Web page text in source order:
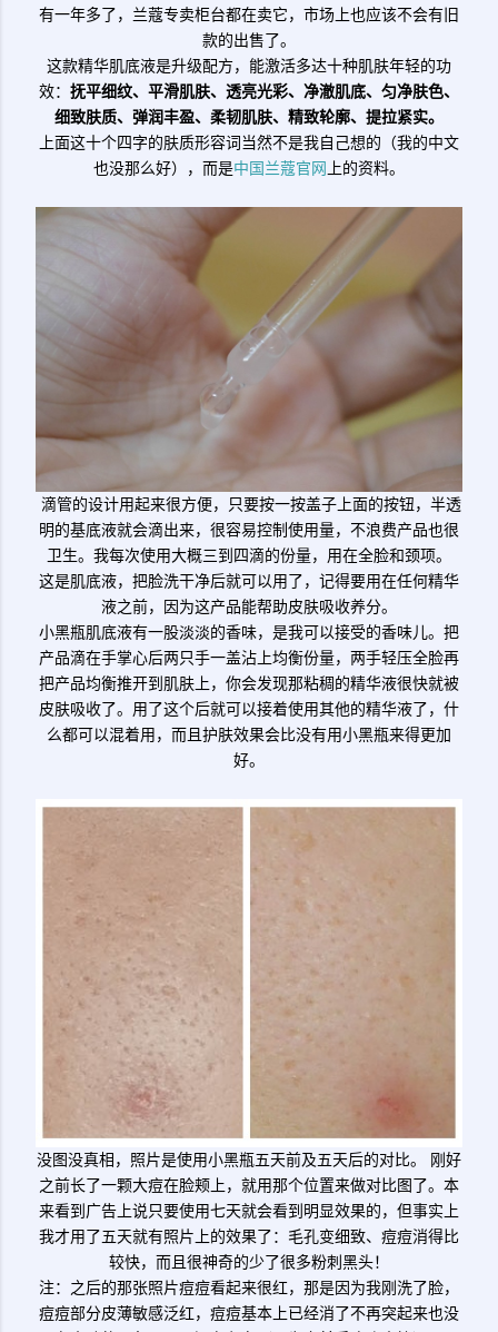
有一年多了，兰蔻专卖柜台都在卖它，市场上也应该不会有旧
款的出售了。
这款精华肌底液是升级配方，能激活多达十种肌肤年轻的功
效： 抚平细纹、平滑肌肤、透亮光彩、净澈肌底、匀净肤色、
细致肤质、弹润丰盈、柔韧肌肤、精致轮廓、提拉紧实。
上面这十个四字的肤质形容词当然不是我自己想的（我的中文
也没那么好），而是中国兰蔻官网 上的资料。
滴管的设计用起来很方便，只要按一按盖子上面的按钮，半透
明的基底液就会滴出来，很容易控制使用量，不浪费产品也很
卫生。我每次使用大概三到四滴的份量，用在全脸和颈项。
这是肌底液，把脸洗干净后就可以用了，记得要用在任何精华
液之前，因为这产品能帮助皮肤吸收养分。
小黑瓶肌底液有一股淡淡的香味，是我可以接受的香味儿。把
产品滴在手掌心后两只手一盖沾上均衡份量，两手轻压全脸再
把产品均衡推开到肌肤上，你会发现那粘稠的精华液很快就被
皮肤吸收了。用了这个后就可以接着使用其他的精华液了，什
么都可以混着用，而且护肤效果会比没有用小黑瓶来得更加
好。
没图没真相，照片是使用小黑瓶五天前及五天后的对比。 刚好
之前长了一颗大痘在脸颊上，就用那个位置来做对比图了。本
来看到广告上说只要使用七天就会看到明显效果的，但事实上
我才用了五天就有照片上的效果了：毛孔变细致、痘痘消得比
较快，而且很神奇的少了很多粉刺黑头！
注：之后的那张照片痘痘看起来很红，那是因为我刚洗了脸，
痘痘部分皮薄敏感泛红，痘痘基本上已经消了不再突起来也没